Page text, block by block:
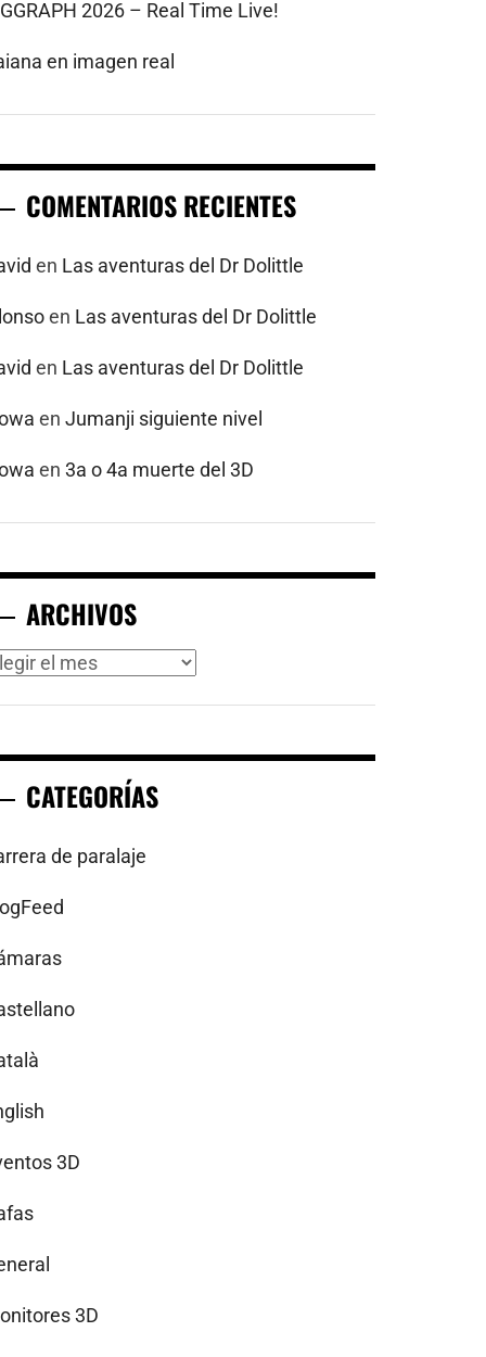
2026 – Real Time Live!
en imagen real
COMENTARIOS RECIENTES
en Las aventuras del Dr Dolittle
en Las aventuras del Dr Dolittle
en Las aventuras del Dr Dolittle
enJumanji siguiente nivel
en3a o 4a muerte del 3D
ARCHIVOS
CATEGORÍAS
de paralaje
3D
3D